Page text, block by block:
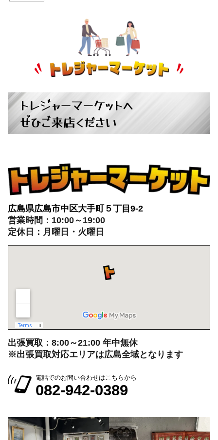
トレジャーマーケットへ
ぜひご来店ください
広島県広島市中区大手町５丁目9-2
営業時間：10:00～19:00
定休日：月曜日・火曜日
出張買取：8:00～21:00 年中無休
※出張買取対応エリアは広島全域となります
電話でのお問い合わせはこちらから
082-942-0389